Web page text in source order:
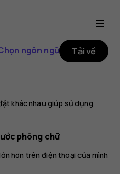
ngôn ngữ Tải về
khác nhau giúp sử dụng
phông chữ
hơn trên điện thoại của mình